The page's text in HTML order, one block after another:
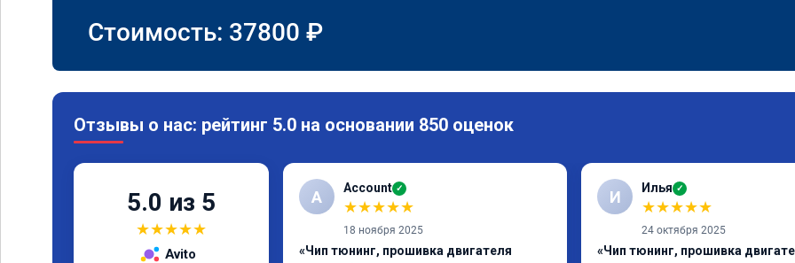
Стоимость: 37800 ₽
Отзывы о нас: рейтинг 5.0 на основании 850 оценок
5.0 из 5
★★★★★
Avito
A Account ✓
★★★★★
18 ноября 2025
«Чип тюнинг, прошивка двигателя
И Илья ✓
★★★★★
24 октября 2025
«Чип тюнинг, прошивка